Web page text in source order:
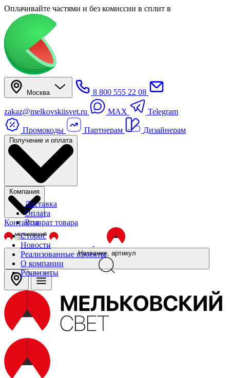
Оплачивайте частями и без комиссии в сплит в
Москва 8 800 555 22 08
zakaz@melkovskiisvet.ru MAX Telegram
Промокоды Партнерам Дизайнерам
Получение и оплата
Доставка
Оплата
Возврат товара
Компания
Сторис
Новости
Реализованные проекты
О компании
Реквизиты
Контакты
Название, артикул